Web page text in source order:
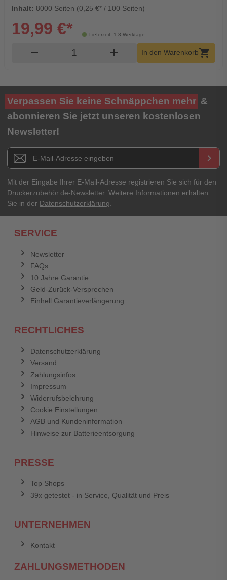
Inhalt: 8000 Seiten (0,25 €* / 100 Seiten)
Lieferzeit: 1-3 Werktage
19,99 €*
remove Produkt Warenkorb Menge
add In den Warenkorbshopping_cart
Verpassen Sie keine Schnäppchen mehr &
abonnieren Sie jetzt unseren kostenlosen
Newsletter!
Newsletter E-Mail Adresse keyboard_arrow_right
Mit der Eingabe Ihrer E-Mail-Adresse registrieren Sie sich für den
Druckerzubehör.de-Newsletter. Weitere Informationen erhalten
Sie in der Datenschutzerklärung
SERVICE
Newsletter
FAQs
10 Jahre Garantie
Geld-Zurück-Versprechen
Einhell Garantieverlängerung
RECHTLICHES
Datenschutzerklärung
Versand
Zahlungsinfos
Impressum
Widerrufsbelehrung
Cookie Einstellungen
AGB und Kundeninformation
Hinweise zur Batterieentsorgung
PRESSE
Top Shops
39x getestet - in Service, Qualität und Preis
UNTERNEHMEN
Kontakt
ZAHLUNGSMETHODEN